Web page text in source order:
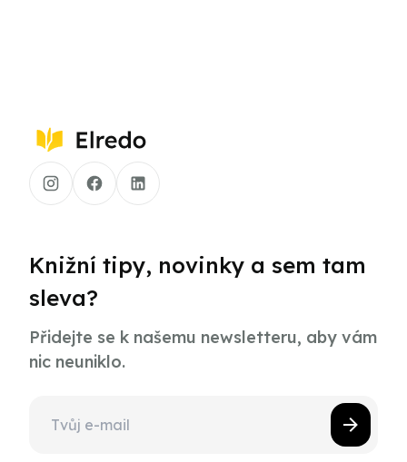
Knižní tipy, novinky a sem tam
sleva?
Přidejte se k našemu newsletteru, aby vám
nic neuniklo.